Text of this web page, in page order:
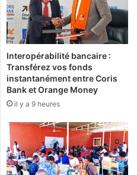
l
o
n
s
a
c
c
u
e
i
s
i
n
a
F
a
s
o
:
2
É
a
l
Interopérabilité bancaire :
Transférez vos fonds
instantanément entre Coris
Bank et Orange Money
il y a 9 heures